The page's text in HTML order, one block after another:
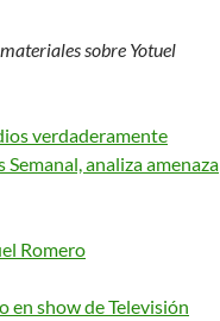
sobre Yotuel
verdaderamente
analiza amenaza
Romero
en show de Televisión